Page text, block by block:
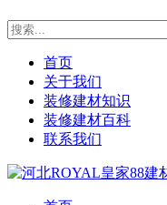
首页
关于我们
装修建材知识
装修建材百科
联系我们